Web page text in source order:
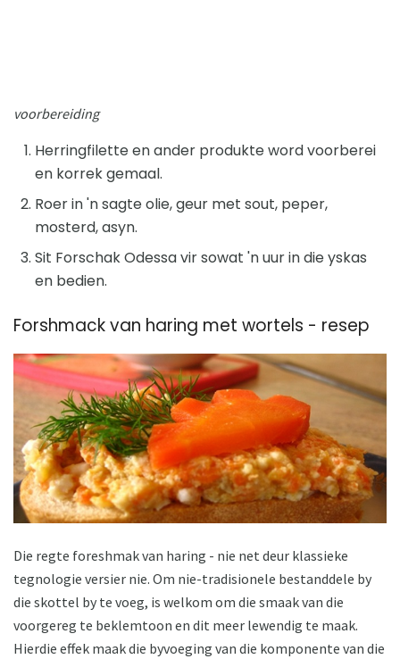
voorbereiding
Herringfilette en ander produkte word voorberei
en korrek gemaal.
Roer in 'n sagte olie, geur met sout, peper,
mosterd, asyn.
Sit Forschak Odessa vir sowat 'n uur in die yskas
en bedien.
Forshmack van haring met wortels - resep
Die regte foreshmak van haring - nie net deur klassieke
tegnologie versier nie. Om nie-tradisionele bestanddele by
die skottel by te voeg, is welkom om die smaak van die
voorgereg te beklemtoon en dit meer lewendig te maak.
Hierdie effek maak die byvoeging van die komponente van die